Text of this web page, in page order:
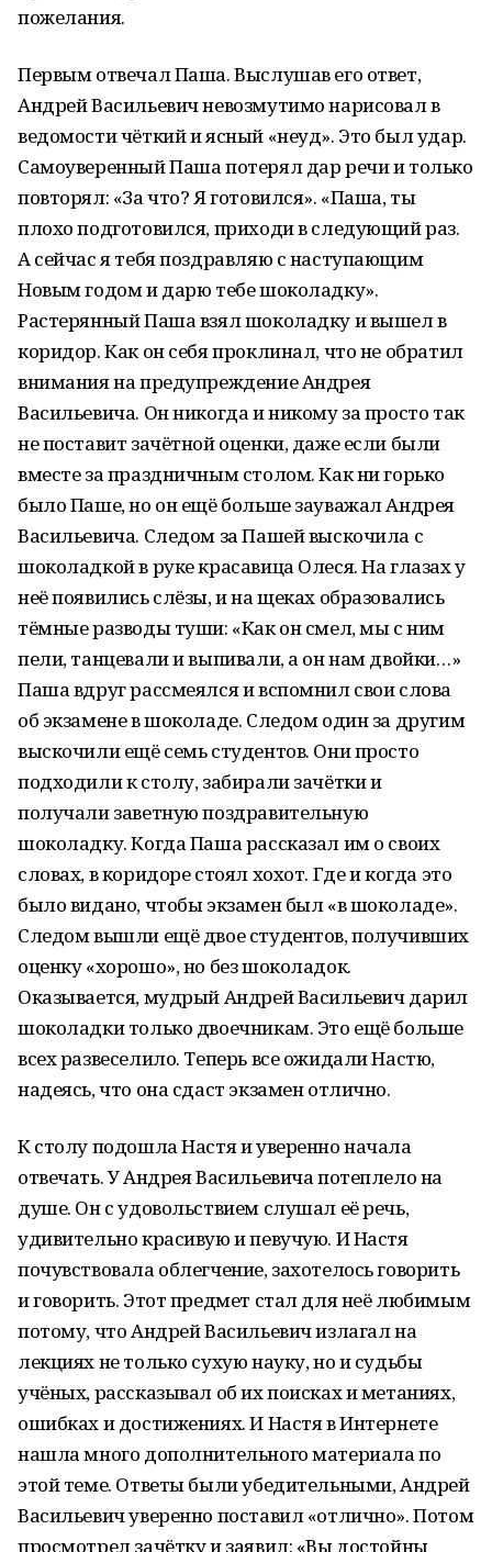
пожелания.
Первым отвечал Паша. Выслушав его ответ,
Андрей Васильевич невозмутимо нарисовал в
ведомости чёткий и ясный «неуд». Это был удар.
Самоуверенный Паша потерял дар речи и только
повторял: «За что? Я готовился». «Паша, ты
плохо подготовился, приходи в следующий раз.
А сейчас я тебя поздравляю с наступающим
Новым годом и дарю тебе шоколадку».
Растерянный Паша взял шоколадку и вышел в
коридор. Как он себя проклинал, что не обратил
внимания на предупреждение Андрея
Васильевича. Он никогда и никому за просто так
не поставит зачётной оценки, даже если были
вместе за праздничным столом. Как ни горько
было Паше, но он ещё больше зауважал Андрея
Васильевича. Следом за Пашей выскочила с
шоколадкой в руке красавица Олеся. На глазах у
неё появились слёзы, и на щеках образовались
тёмные разводы туши: «Как он смел, мы с ним
пели, танцевали и выпивали, а он нам двойки…»
Паша вдруг рассмеялся и вспомнил свои слова
об экзамене в шоколаде. Следом один за другим
выскочили ещё семь студентов. Они просто
подходили к столу, забирали зачётки и
получали заветную поздравительную
шоколадку. Когда Паша рассказал им о своих
словах, в коридоре стоял хохот. Где и когда это
было видано, чтобы экзамен был «в шоколаде».
Следом вышли ещё двое студентов, получивших
оценку «хорошо», но без шоколадок.
Оказывается, мудрый Андрей Васильевич дарил
шоколадки только двоечникам. Это ещё больше
всех развеселило. Теперь все ожидали Настю,
надеясь, что она сдаст экзамен отлично.
К столу подошла Настя и уверенно начала
отвечать. У Андрея Васильевича потеплело на
душе. Он с удовольствием слушал её речь,
удивительно красивую и певучую. И Настя
почувствовала облегчение, захотелось говорить
и говорить. Этот предмет стал для неё любимым
потому, что Андрей Васильевич излагал на
лекциях не только сухую науку, но и судьбы
учёных, рассказывал об их поисках и метаниях,
ошибках и достижениях. И Настя в Интернете
нашла много дополнительного материала по
этой теме. Ответы были убедительными, Андрей
Васильевич уверенно поставил «отлично». Потом
просмотрел зачётку и заявил: «Вы достойны